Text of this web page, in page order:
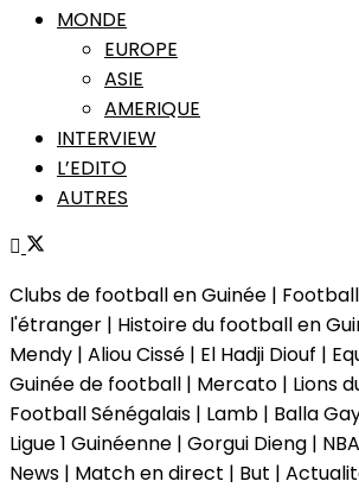
MONDE
EUROPE
ASIE
AMERIQUE
INTERVIEW
L’EDITO
AUTRES
Clubs de football en Guinée |
l'étranger | Histoire du football en
Mendy | Aliou Cissé | El Hadji Diouf |
Guinée de football | Mercato | Lions
Football Sénégalais | Lamb | Balla
Ligue 1 Guinéenne | Gorgui Dieng |
News | Match en direct | But |